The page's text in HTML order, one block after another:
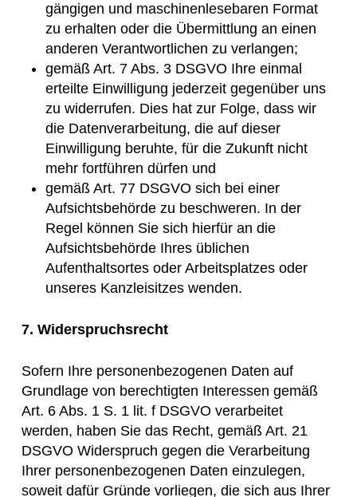
gängigen und maschinenlesebaren Format
zu erhalten oder die Übermittlung an einen
anderen Verantwortlichen zu verlangen;
gemäß Art. 7 Abs. 3 DSGVO Ihre einmal
erteilte Einwilligung jederzeit gegenüber uns
zu widerrufen. Dies hat zur Folge, dass wir
die Datenverarbeitung, die auf dieser
Einwilligung beruhte, für die Zukunft nicht
mehr fortführen dürfen und
gemäß Art. 77 DSGVO sich bei einer
Aufsichtsbehörde zu beschweren. In der
Regel können Sie sich hierfür an die
Aufsichtsbehörde Ihres üblichen
Aufenthaltsortes oder Arbeitsplatzes oder
unseres Kanzleisitzes wenden.
7. Widerspruchsrecht
Sofern Ihre personenbezogenen Daten auf
Grundlage von berechtigten Interessen gemäß
Art. 6 Abs. 1 S. 1 lit. f DSGVO verarbeitet
werden, haben Sie das Recht, gemäß Art. 21
DSGVO Widerspruch gegen die Verarbeitung
Ihrer personenbezogenen Daten einzulegen,
soweit dafür Gründe vorliegen, die sich aus Ihrer